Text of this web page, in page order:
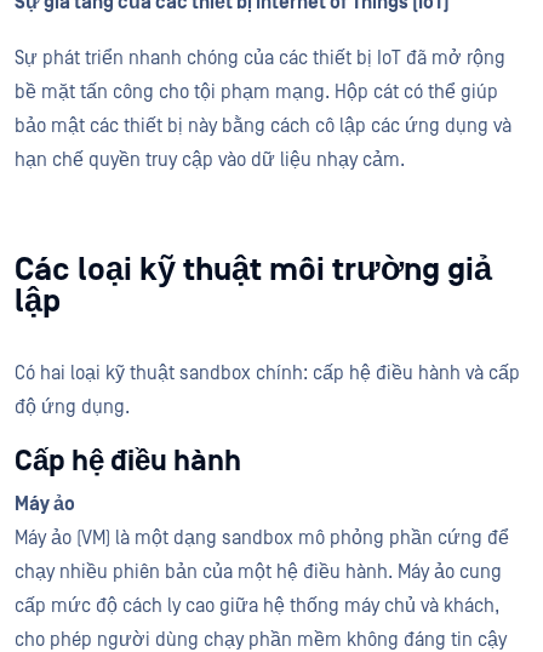
Sự phát triển nhanh chóng của các thiết bị IoT đã mở rộng
bề mặt tấn công cho tội phạm mạng. Hộp cát có thể giúp
bảo mật các thiết bị này bằng cách cô lập các ứng dụng và
hạn chế quyền truy cập vào dữ liệu nhạy cảm.
Các loại kỹ thuật môi trường giả
lập
Có hai loại kỹ thuật sandbox chính: cấp hệ điều hành và cấp
độ ứng dụng.
Cấp hệ điều hành
Máy ảo
Máy ảo (VM) là một dạng sandbox mô phỏng phần cứng để
chạy nhiều phiên bản của một hệ điều hành. Máy ảo cung
cấp mức độ cách ly cao giữa hệ thống máy chủ và khách,
cho phép người dùng chạy phần mềm không đáng tin cậy